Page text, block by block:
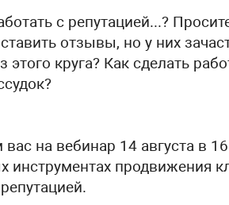
с репутацией...?
отзывы, но у них
этого круга? Как сделать
на вебинар 14 августа в
инструментах продвижения